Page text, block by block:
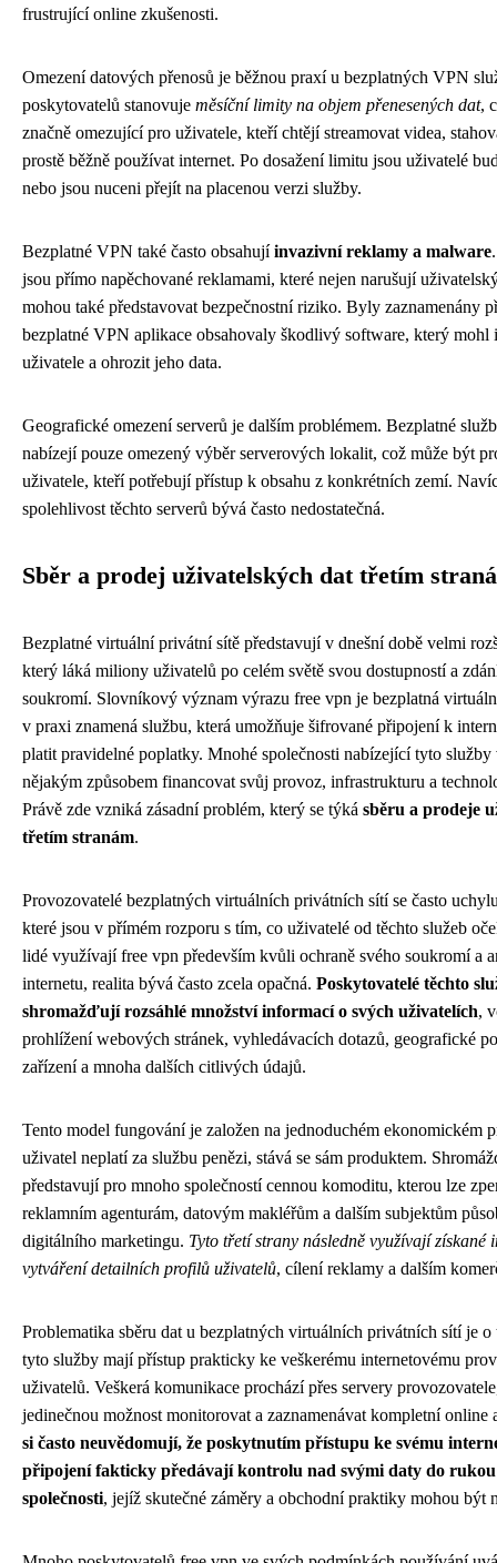
frustrující online zkušenosti.
Omezení datových přenosů je běžnou praxí u bezplatných VPN
poskytovatelů stanovuje měsíční limity na objem přenesených dat,
značně omezující pro uživatele, kteří chtějí streamovat videa,
prostě běžně používat internet. Po dosažení limitu jsou uživatelé
nebo jsou nuceni přejít na placenou verzi služby.
Bezplatné VPN také často obsahujíinvazivní reklamy a malware
jsou přímo napěchované reklamami, které nejen narušují
mohou také představovat bezpečnostní riziko. Byly zaznamenány
bezplatné VPN aplikace obsahovaly škodlivý software, který mohl
uživatele a ohrozit jeho data.
Geografické omezení serverů je dalším problémem. Bezplatné
nabízejí pouze omezený výběr serverových lokalit, což může být
uživatele, kteří potřebují přístup k obsahu z konkrétních zemí.
spolehlivost těchto serverů bývá často nedostatečná.
Sběr a prodej uživatelských dat třetím
Bezplatné virtuální privátní sítě představují v dnešní době velmi
který láká miliony uživatelů po celém světě svou dostupností a
soukromí. Slovníkový význam výrazu free vpn je bezplatná
v praxi znamená službu, která umožňuje šifrované připojení k
platit pravidelné poplatky. Mnohé společnosti nabízející tyto služby
nějakým způsobem financovat svůj provoz, infrastrukturu a
Právě zde vzniká zásadní problém, který se týká sběru a prodeje
třetím stranám.
Provozovatelé bezplatných virtuálních privátních sítí se často
které jsou v přímém rozporu s tím, co uživatelé od těchto služeb
lidé využívají free vpn především kvůli ochraně svého soukromí a
internetu, realita bývá často zcela opačná. Poskytovatelé těchto
shromažďují rozsáhlé množství informací o svých uživatelích,
prohlížení webových stránek, vyhledávacích dotazů, geografické
zařízení a mnoha dalších citlivých údajů.
Tento model fungování je založen na jednoduchém ekonomickém
uživatel neplatí za službu penězi, stává se sám produktem.
představují pro mnoho společností cennou komoditu, kterou lze
reklamním agenturám, datovým makléřům a dalším subjektům
digitálního marketingu. Tyto třetí strany následně využívají získané
vytváření detailních profilů uživatelů, cílení reklamy a dalším
Problematika sběru dat u bezplatných virtuálních privátních sítí je o
tyto služby mají přístup prakticky ke veškerému internetovému
uživatelů. Veškerá komunikace prochází přes servery
jedinečnou možnost monitorovat a zaznamenávat kompletní
si často neuvědomují, že poskytnutím přístupu ke svému
připojení fakticky předávají kontrolu nad svými daty do
společnosti, jejíž skutečné záměry a obchodní praktiky mohou být